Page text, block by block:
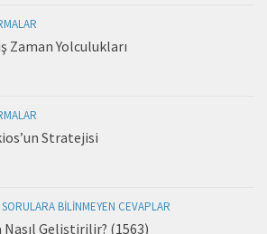
Zaman Yolculukları
Stratejisi
BILINMEYEN CEVAPLAR
Nasıl Geliştirilir? (1563)